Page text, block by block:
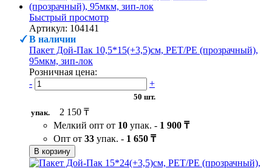
Быстрый просмотр
Артикул: 104141
В наличии
Пакет Дой-Пак 10,5*15(+3,5)см, PET/PE (прозрачный),
95мкм, зип-лок
Розничная цена:
-
+
50 шт.
упак.
2 150 ₸
Мелкий опт от 10 упак. - 1 900 ₸
Опт от 33 упак. - 1 650 ₸
В корзину